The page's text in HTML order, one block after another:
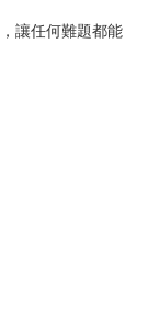
讓任何難題都能